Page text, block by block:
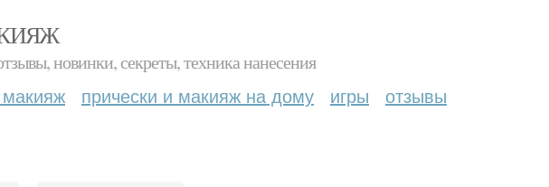
новинки, секреты, техника нанесения
макияж прически и макияж на дому игры отзывы